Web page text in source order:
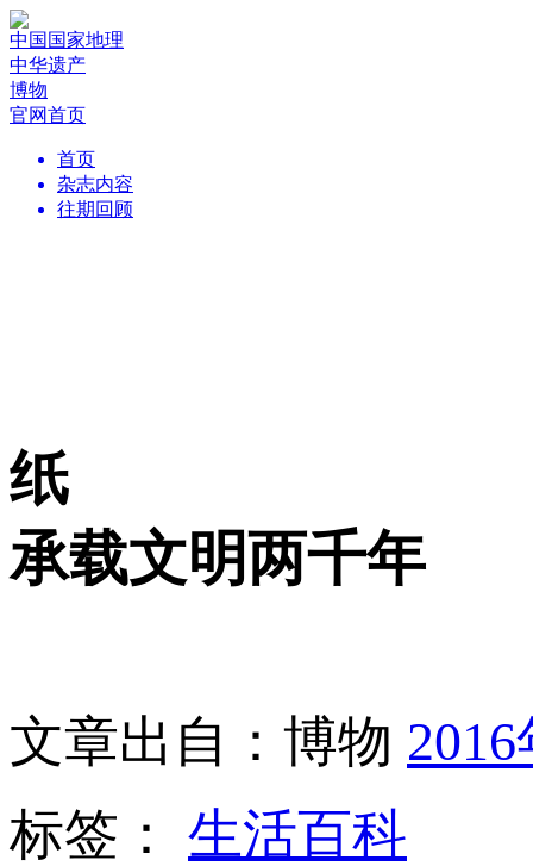
中国国家地理
中华遗产
博物
官网首页
首页
杂志内容
往期回顾
纸
承载文明两千年
文章出自：博物
标签： 生活百科